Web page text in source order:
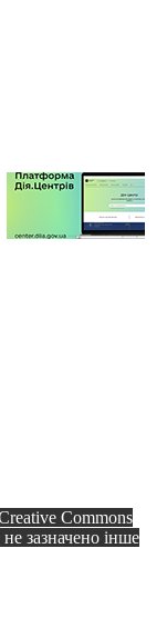
Commons
зазначено інше